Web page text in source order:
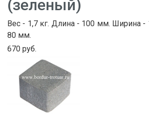
(зеленый)
Вес - 1,7 кг. Длина - 100 мм. Ширина
80 мм.
670 руб.